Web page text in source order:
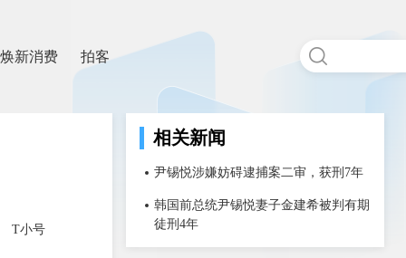
焕新消费 拍客
T小号
相关新闻
尹锡悦涉嫌妨碍逮捕案二审，获刑7年
韩国前总统尹锡悦妻子金建希被判有期
徒刑4年